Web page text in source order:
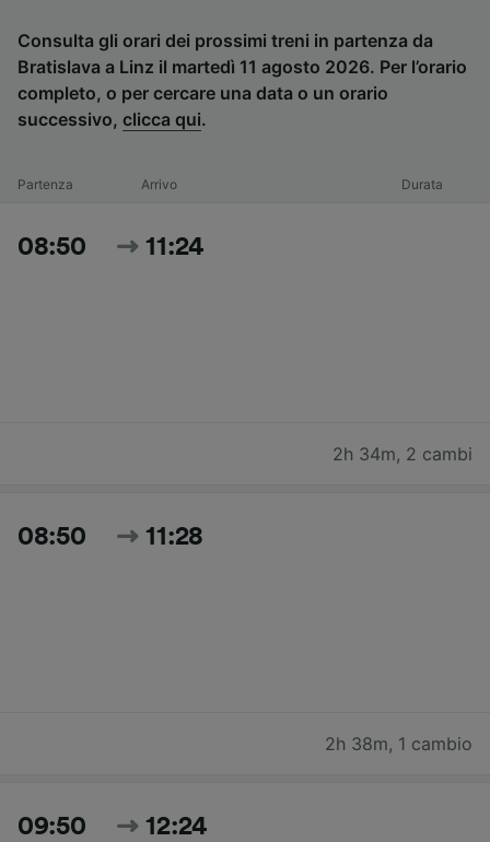
Consulta gli orari dei prossimi treni in partenza da
Bratislava a Linz il martedì 11 agosto 2026. Per l’orario
completo, o per cercare una data o un orario
successivo, clicca qui.
Partenza Arrivo Durata
08:50 11:24
2h 34m, 2 cambi
08:50 11:28
2h 38m, 1 cambio
09:50 12:24